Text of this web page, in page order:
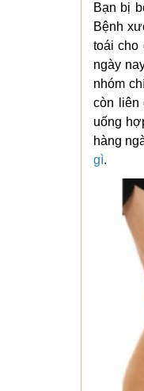
Bạn bị
Bệnh
toái cho
ngày
nhóm
còn liên
uống
hàng
gì.